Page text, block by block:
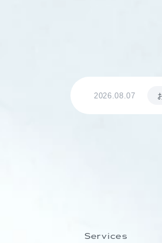
2026.08.07
Services